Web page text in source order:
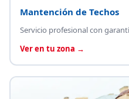
Mantención de Techos
Servicio profesional con
Ver en tu zona →